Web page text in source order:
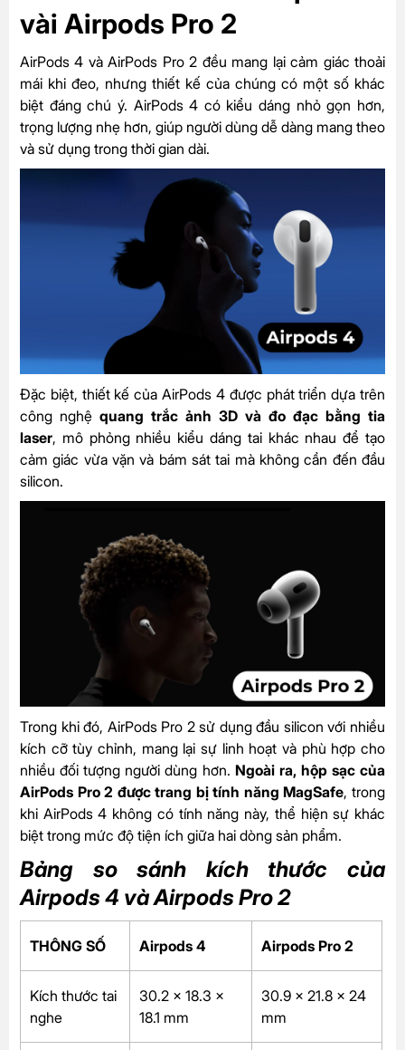
vài Airpods Pro 2
AirPods 4 và AirPods Pro 2 đều mang lại cảm giác thoải
mái khi đeo, nhưng thiết kế của chúng có một số khác
biệt đáng chú ý. AirPods 4 có kiểu dáng nhỏ gọn hơn,
trọng lượng nhẹ hơn, giúp người dùng dễ dàng mang theo
và sử dụng trong thời gian dài.
Đặc biệt, thiết kế của AirPods 4 được phát triển dựa trên
công nghệ quang trắc ảnh 3D và đo đạc bằng tia
laser, mô phỏng nhiều kiểu dáng tai khác nhau để tạo
cảm giác vừa vặn và bám sát tai mà không cần đến đầu
silicon.
Trong khi đó, AirPods Pro 2 sử dụng đầu silicon với nhiều
kích cỡ tùy chỉnh, mang lại sự linh hoạt và phù hợp cho
nhiều đối tượng người dùng hơn. Ngoài ra, hộp sạc của
AirPods Pro 2 được trang bị tính năng MagSafe, trong
khi AirPods 4 không có tính năng này, thể hiện sự khác
biệt trong mức độ tiện ích giữa hai dòng sản phẩm.
Bảng so sánh kích thước của
Airpods 4 và Airpods Pro 2
THÔNG SỐ Airpods 4 Airpods Pro 2
Kích thước tai
nghe
30.2 x 18.3 x
18.1 mm
30.9 x 21.8 x 24
mm